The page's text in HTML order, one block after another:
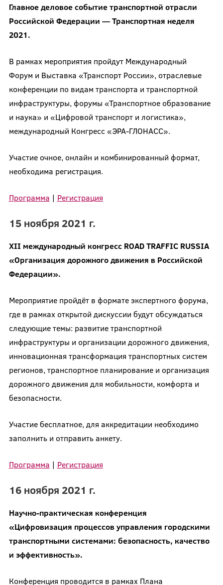
Главное деловое событие транспортной отрасли
Российской Федерации — Транспортная неделя
2021.
В рамках мероприятия пройдут Международный
Форум и Выставка «Транспорт России», отраслевые
конференции по видам транспорта и транспортной
инфраструктуры, форумы «Транспортное образование
и наука» и «Цифровой транспорт и логистика»,
международный Конгресс «ЭРА-ГЛОНАСС».
Участие очное, онлайн и комбинированный формат,
необходима регистрация.
Программа | Регистрация
15 ноября 2021 г.
XII международный конгресс ROAD TRAFFIC RUSSIA
«Организация дорожного движения в Российской
Федерации».
Мероприятие пройдёт в формате экспертного форума,
где в рамках открытой дискуссии будут обсуждаться
следующие темы: развитие транспортной
инфраструктуры и организации дорожного движения,
инновационная трансформация транспортных систем
регионов, транспортное планирование и организация
дорожного движения для мобильности, комфорта и
безопасности.
Участие бесплатное, для аккредитации необходимо
заполнить и отправить анкету.
Программа | Регистрация
16 ноября 2021 г.
Научно-практическая конференция
«Цифровизация процессов управления городскими
транспортными системами: безопасность, качество
и эффективность».
Конференция проводится в рамках Плана